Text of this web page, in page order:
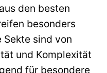
den besten
besonders
Sekte sind von
und Komplexität
für besondere